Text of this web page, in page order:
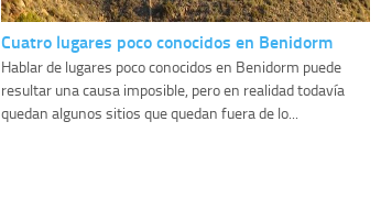
Cuatro lugares poco conocidos en Benidorm
Hablar de lugares poco conocidos en Benidorm puede
resultar una causa imposible, pero en realidad todavía
quedan algunos sitios que quedan fuera de lo...